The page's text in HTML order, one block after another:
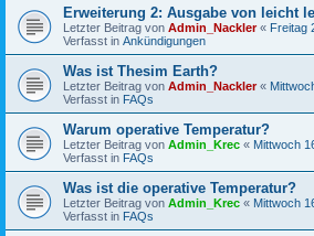
Erweiterung 2: Ausgabe von leicht
Letzter Beitrag von Admin_Nackler« Freitag
Verfasst in Ankündigungen
Was ist Thesim Earth?
Letzter Beitrag von Admin_Nackler«
Verfasst in FAQs
Warum operative Temperatur?
Letzter Beitrag von Admin_Krec « Mittwoch
Verfasst in FAQs
Was ist die operative Temperatur?
Letzter Beitrag von Admin_Krec « Mittwoch
Verfasst in FAQs